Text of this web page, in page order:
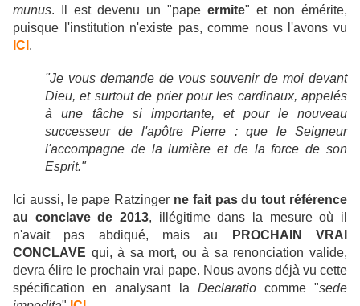
munus. Il est devenu un "pape ermite" et non émérite,
puisque l'institution n'existe pas, comme nous l'avons vu
ICI .
"Je vous demande de vous souvenir de moi devant
Dieu, et surtout de prier pour les cardinaux, appelés
à une tâche si importante, et pour le nouveau
successeur de l'apôtre Pierre : que le Seigneur
l'accompagne de la lumière et de la force de son
Esprit."
Ici aussi, le pape Ratzinger ne fait pas du tout référence
au conclave de 2013, illégitime dans la mesure où il
n'avait pas abdiqué, mais au
PROCHAIN VRAI
CONCLAVE qui, à sa mort, ou à sa renonciation valide,
devra élire le prochain vrai pape. Nous avons déjà vu cette
spécification en analysant la Declaratiocomme "sede